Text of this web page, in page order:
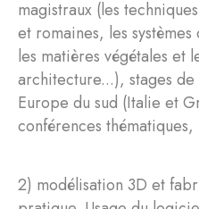
magistraux (les
et romaines, les
les matières végétales et
architecture...), stages
Europe du sud (Italie et
conférences thématiques,
2) modélisation 3D et